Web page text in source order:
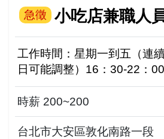
急徵 小吃店兼職人
工作時間：星期一到五（連
日可能調整）16：30-22：
作）工 作時段如需調整，可
台北市大安區敦化南路一段
期店休
時薪 200~200
台北市大安區敦化南路一段